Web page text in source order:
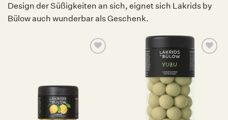
Design der Süßigkeiten an sich, eignet sich Lakrids by
Bülow auch wunderbar als Geschenk.
Auf die
Wunschliste